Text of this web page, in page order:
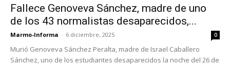
Fallece Genoveva Sánchez, madre de uno
de los 43 normalistas desaparecidos,...
Marmo-Informa - 6 diciembre, 2025 0
Murió Genoveva Sánchez Peralta, madre de Israel Caballero
Sánchez, uno de los estudiantes desaparecidos la noche del 26 de